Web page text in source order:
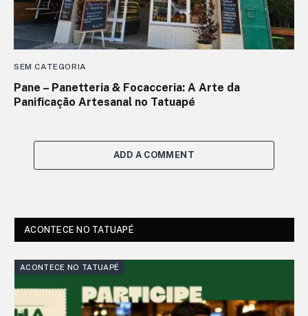
SEM CATEGORIA
Pane – Panetteria & Focacceria: A Arte da
Panificação Artesanal no Tatuapé
ADD A COMMENT
ACONTECE NO TATUAPÉ
ACONTECE NO TATUAPÉ